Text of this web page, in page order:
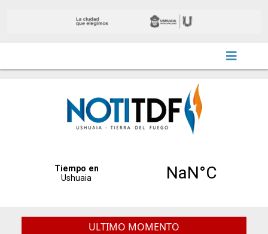
ULTIMO MOMENTO